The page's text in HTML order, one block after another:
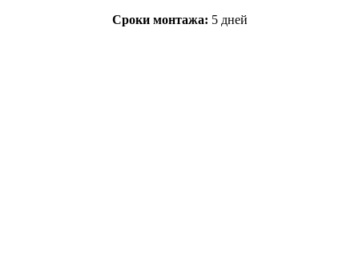
Сроки монтажа: 5 дней